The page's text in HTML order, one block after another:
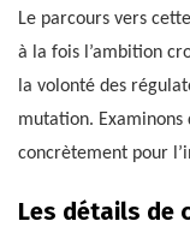
Le parcours vers
à la fois l’ambition
la volonté des
mutation. Examinons
concrètement pour
Les détails de